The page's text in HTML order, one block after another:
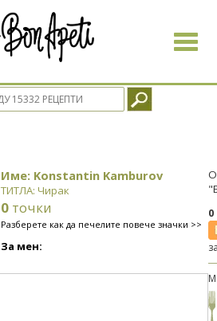
Toggle
Име: Konstantin Kamburov
ТИТЛА: Чирак
0 точки
Разберете как да печелите повече значки >>
За мен: